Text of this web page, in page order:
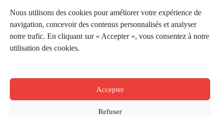
Nous utilisons des cookies pour améliorer votre expérience de
navigation, concevoir des contenus personnalisés et analyser
notre trafic. En cliquant sur « Accepter », vous consentez à notre
utilisation des cookies.
Accepter
Refuser
Réductions de la Carte Côté Courrier
Application